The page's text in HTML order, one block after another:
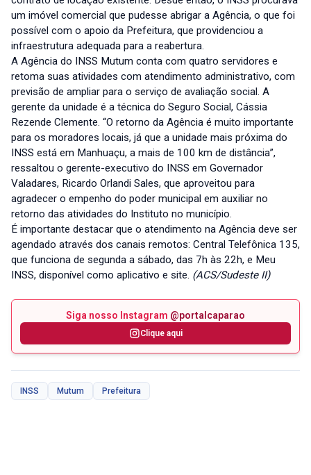
um imóvel comercial que pudesse abrigar a Agência, o que foi
possível com o apoio da Prefeitura, que providenciou a
infraestrutura adequada para a reabertura.
A Agência do INSS Mutum conta com quatro servidores e
retoma suas atividades com atendimento administrativo, com
previsão de ampliar para o serviço de avaliação social. A
gerente da unidade é a técnica do Seguro Social, Cássia
Rezende Clemente. “O retorno da Agência é muito importante
para os moradores locais, já que a unidade mais próxima do
INSS está em Manhuaçu, a mais de 100 km de distância”,
ressaltou o gerente-executivo do INSS em Governador
Valadares, Ricardo Orlandi Sales, que aproveitou para
agradecer o empenho do poder municipal em auxiliar no
retorno das atividades do Instituto no município.
É importante destacar que o atendimento na Agência deve ser
agendado através dos canais remotos: Central Telefônica 135,
que funciona de segunda a sábado, das 7h às 22h, e Meu
INSS, disponível como aplicativo e site. (ACS/Sudeste II)
Siga nosso Instagram @portalcaparao
Clique aqui
INSS Mutum Prefeitura